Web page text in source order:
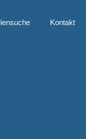
Kontakt